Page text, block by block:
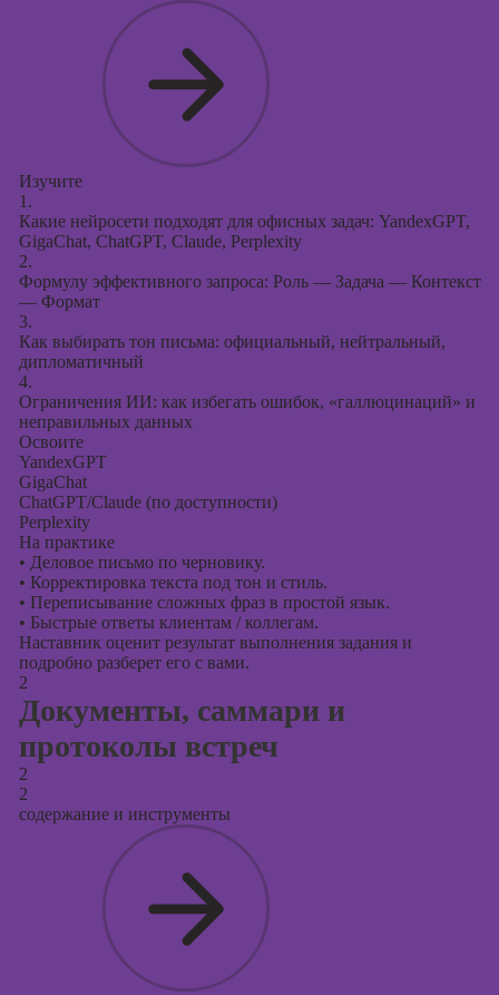
проектов
презентаций в
PowerPoint
Изучите
1.
Какие нейросети подходят для офисных задач: YandexGPT,
GigaChat, ChatGPT, Claude, Perplexity
2.
Формулу эффективного запроса: Роль — Задача — Контекст
— Формат
3.
Как выбирать тон письма: официальный, нейтральный,
дипломатичный
4.
Ограничения ИИ: как избегать ошибок, «галлюцинаций» и
неправильных данных
Освоите
YandexGPT
GigaChat
ChatGPT/Claude (по доступности)
Perplexity
На практике
• Деловое письмо по черновику.
• Корректировка текста под тон и стиль.
• Переписывание сложных фраз в простой язык.
• Быстрые ответы клиентам / коллегам.
Наставник оценит результат выполнения задания и
подробно разберет его с вами.
2
Документы, саммари и
протоколы встреч
2
2
содержание и инструменты